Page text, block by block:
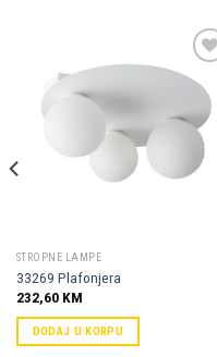
Dodaj u
omiljene
STROPNE LAMPE
33269 Plafonjera
232,60 KM
DODAJ U KORPU